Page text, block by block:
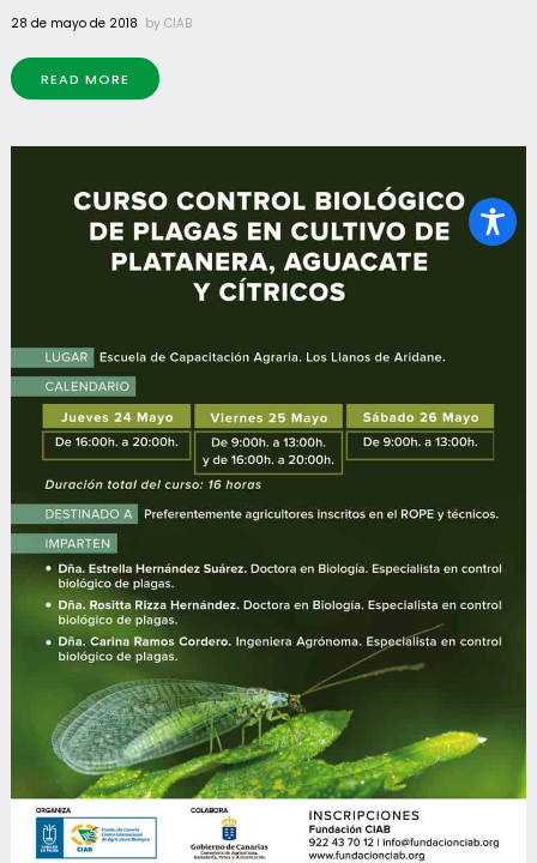
28 de mayo de 2018 by CIAB
READ MORE